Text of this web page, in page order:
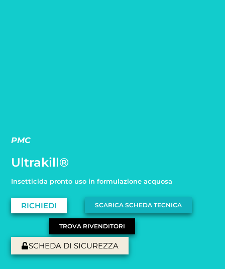
PMC
Ultrakill®
Insetticida pronto uso in formulazione acquosa
RICHIEDI SCARICA SCHEDA TECNICA
TROVA RIVENDITORI
SCHEDA DI SICUREZZA